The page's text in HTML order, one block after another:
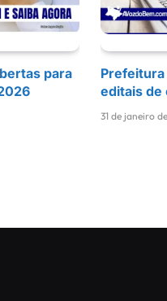
para
editais de
31 de janeiro